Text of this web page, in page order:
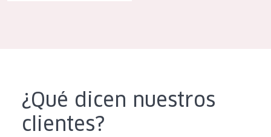
TIPO DE PIEL
¿Qué dicen nuestros
clientes?